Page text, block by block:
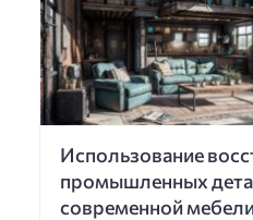
Использование
промышленных
современной